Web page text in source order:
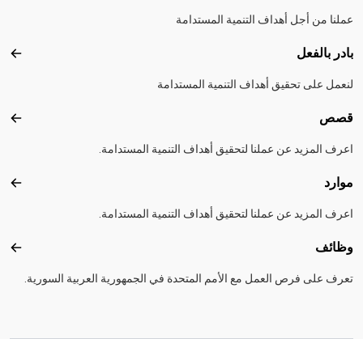
عملنا من أجل أهداف التنمية المستدامة
بادر بالفعل
لنعمل على تحقيق أهداف التنمية المستدامة
قصص
اعرف المزيد عن عملنا لتحقيق أهداف التنمية المستدامة.
موارد
اعرف المزيد عن عملنا لتحقيق أهداف التنمية المستدامة.
وظائف
تعرف على فرص العمل مع الأمم المتحدة في الجمهورية العربية السورية.